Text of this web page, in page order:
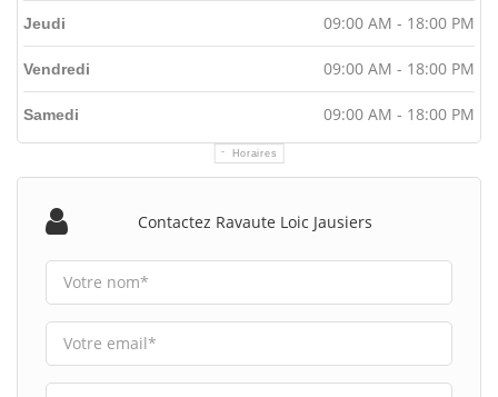
Horaires
Jeudi 09:00 AM - 18:00 PM
Vendredi 09:00 AM - 18:00 PM
Samedi 09:00 AM - 18:00 PM
Contactez Ravaute Loic Jausiers